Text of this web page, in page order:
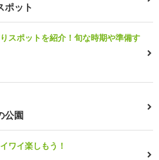
ポット
スポットを紹介！旬な時期や準備す
公園
ワイ楽しもう！